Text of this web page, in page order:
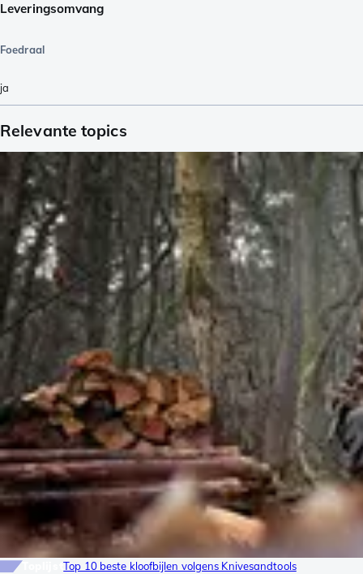
Leveringsomvang
Foedraal
ja
Relevante topics
ToplijstTop 10 beste kloofbijlen volgens Knivesandtools